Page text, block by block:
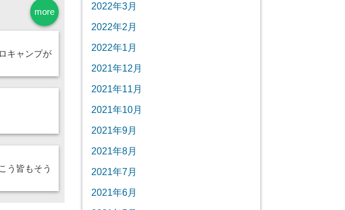
more
キャンプが
う皆もそう
2022年3月
2022年2月
2022年1月
2021年12月
2021年11月
2021年10月
2021年9月
2021年8月
2021年7月
2021年6月